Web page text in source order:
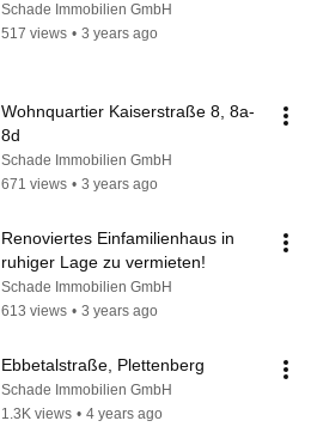
Schade Immobilien GmbH
517 views • 3 years ago
Wohnquartier Kaiserstraße 8, 8a-
8d
Schade Immobilien GmbH
671 views • 3 years ago
Renoviertes Einfamilienhaus in
ruhiger Lage zu vermieten!
Schade Immobilien GmbH
613 views • 3 years ago
Ebbetalstraße, Plettenberg
Schade Immobilien GmbH
1.3K views • 4 years ago